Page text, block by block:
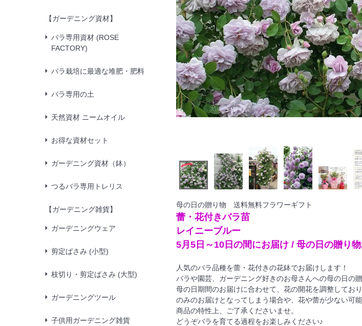
【ガーデニング資材】
バラ専用資材 (ROSE
FACTORY)
バラ栽培に最適な堆肥・肥料
バラ専用の土
天然資材 ニームオイル
お得な資材セット
ガーデニング資材（鉢）
つるバラ専用トレリス
【ガーデニング雑貨】
ガーデニングウェア
剪定ばさみ (小型)
枝切り・剪定ばさみ (大型)
ガーデニングツール
子供用ガーデニング雑貨
母の日の贈り物 送料無料フラワーギフト
蕾・花付きバラ苗
レイニーブルー
5月5日～10日の間にお届け / 母の日の贈り
人気のバラ品種を蕾・花付きの花鉢でお届けします！
バラや園芸、ガーデニング好きのお母さんへの母の日の
母の日期間のお届けに合わせて、花の開花を調整してお
のみのお届けとなってしまう場合や、花や蕾が少ない可能
商品の特性上、ご了承くださいませ。
どうぞバラを育てる過程をお楽しみください♪